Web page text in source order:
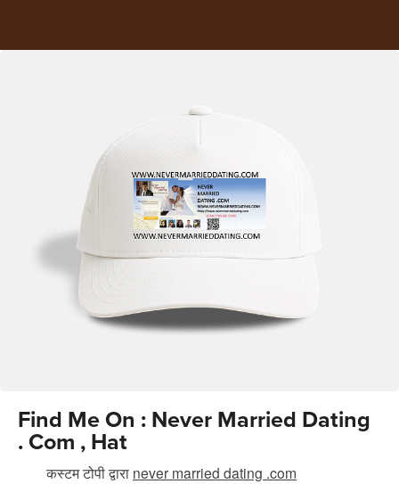
Find Me On : Never Married Dating
. Com , Hat
कस्टम टोपीद्वारा never married dating .com